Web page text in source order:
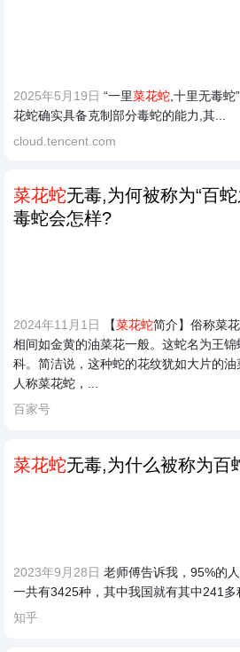
2025年5月19日 “一里菜花蛇 ,十里无毒
花蛇确实具备克制部分毒蛇的能力,其...
cloud.tencent.com
菜花蛇无毒,为何被称为“百
毒蛇会怎样?
2024年11月1日 【菜花蛇简介】俗称菜
相间如金黄的油菜花一般。这蛇名为王
科。简洁说，这种蛇的花纹犹如大片的
人称菜花蛇，...
百家号
菜花蛇无毒,为什么被称为百
2023年9月28日 老师傅告诉我，95%的
一共有3425种，其中我国就有其中241多
知乎